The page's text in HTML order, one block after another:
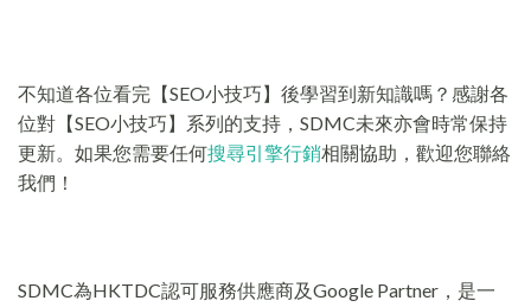
不知道各位看完【SEO小技巧】後學習到新知識嗎？感謝各
位對【SEO小技巧】系列的支持，SDMC未來亦會時常保持
更新。如果您需要任何搜尋引擎行銷相關協助，歡迎您聯絡
我們！
SDMC為HKTDC認可服務供應商及Google Partner，是一